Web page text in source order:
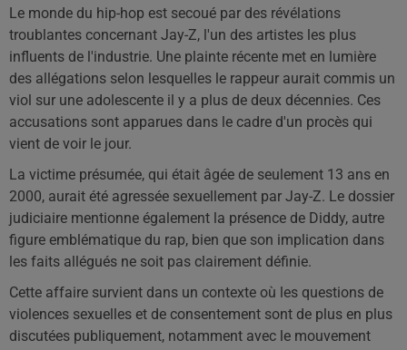
Le monde du hip-hop est secoué par des révélations
troublantes concernant Jay-Z, l'un des artistes les plus
influents de l'industrie. Une plainte récente met en lumière
des allégations selon lesquelles le rappeur aurait commis un
viol sur une adolescente il y a plus de deux décennies. Ces
accusations sont apparues dans le cadre d'un procès qui
vient de voir le jour.
La victime présumée, qui était âgée de seulement 13 ans en
2000, aurait été agressée sexuellement par Jay-Z. Le dossier
judiciaire mentionne également la présence de Diddy, autre
figure emblématique du rap, bien que son implication dans
les faits allégués ne soit pas clairement définie.
Cette affaire survient dans un contexte où les questions de
violences sexuelles et de consentement sont de plus en plus
discutées publiquement, notamment avec le mouvement